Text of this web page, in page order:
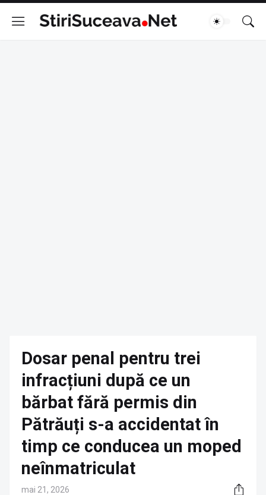
Dosar penal pentru trei
infracțiuni după ce un
bărbat fără permis din
Pătrăuți s-a accidentat în
timp ce conducea un moped
neînmatriculat
mai 21, 2026